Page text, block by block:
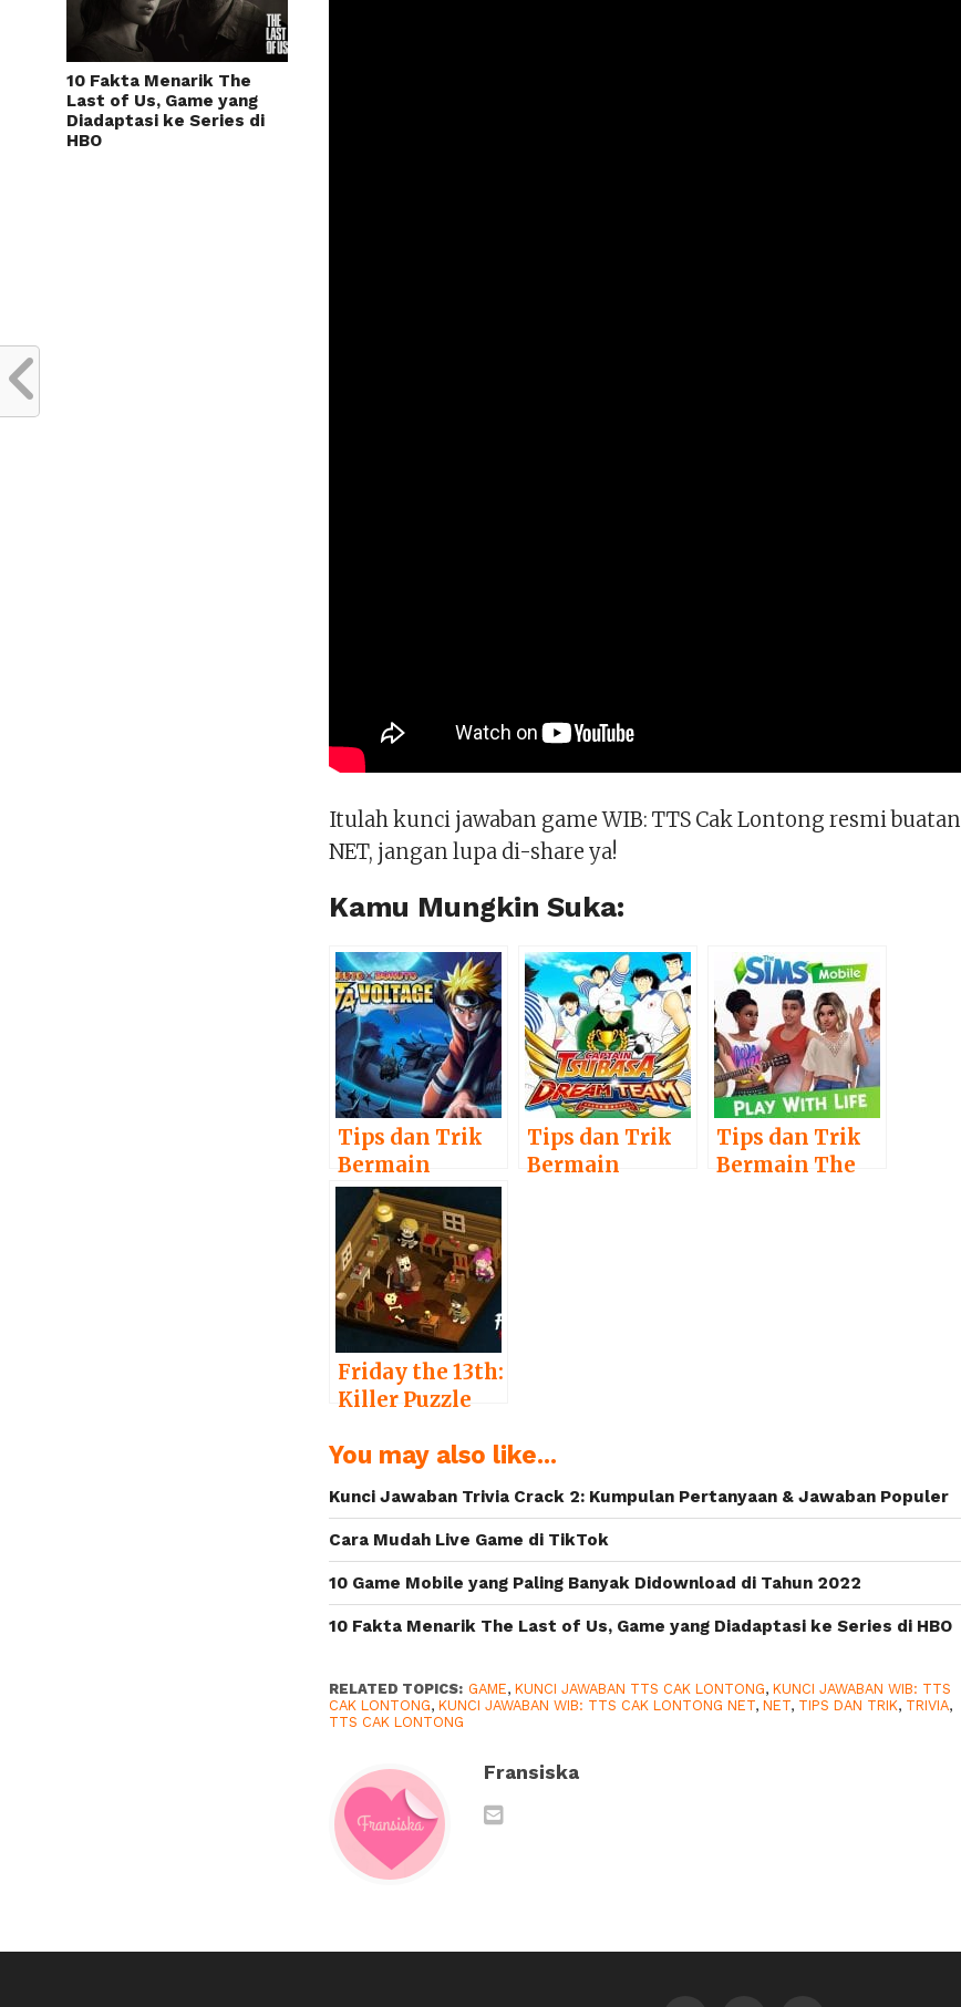
10 Fakta Menarik The
Last of Us, Game yang
Diadaptasi ke Series di
HBO
Itulah kunci jawaban game WIB: TTS Cak Lontong resmi buatan
NET, jangan lupa di-share ya!
Kamu Mungkin Suka:
Tips dan Trik
Bermain
Naruto X
Boruto Ninja
Voltage
Tips dan Trik
Bermain
Tips dan Trik
Bermain The
Friday the 13th:
Killer Puzzle
You may also like...
Kunci Jawaban Trivia Crack 2: Kumpulan Pertanyaan & Jawaban Populer
Cara Mudah Live Game di TikTok
10 Game Mobile yang Paling Banyak Didownload di Tahun 2022
10 Fakta Menarik The Last of Us, Game yang Diadaptasi ke Series di HBO
RELATED TOPICS: GAME,KUNCI JAWABAN TTS CAK LONTONG,KUNCI JAWABAN WIB: TTS
CAK LONTONG,KUNCI JAWABAN WIB: TTS CAK LONTONG NET,NET, TIPS DAN TRIK, TRIVIA,
TTS CAK LONTONG
Fransiska